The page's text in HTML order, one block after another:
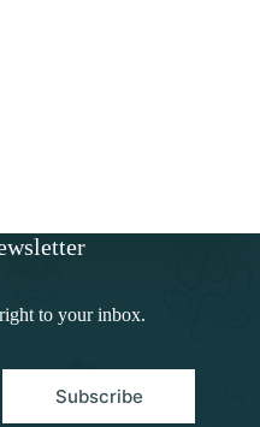
to your inbox.
Subscribe